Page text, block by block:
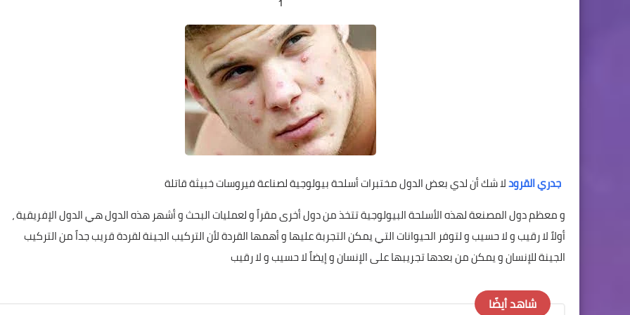
جدري القرودلا شك أن لدي بعض الدول مختبرات أسلحة بيولوجية لصناعة فيروسات خبيثة قاتلة
و معظم دول المصنعة لهذه الأسلحة البيولوجية تتخذ من دول أخرى مقراً و لعمليات البحث و أشهر هذه الدول هي الدول الإفريقية ،
أولاً لا رقيب و لا حسيب و لتوفر الحيوانات التي يمكن التجربة عليها و أهمها القردة لأن التركيب الجينة لقردة قريب جداً من التركيب
الجينة للإنسان و يمكن من بعدها تجريبها على الإنسان و إيضاً لا حسيب و لا رقيب
شاهد أيضًا
11 سبتمبر 2023
11 سبتمبر 2023
11 سبتمبر 2023
10 سبتمبر 2023
20 أغسطس 2023